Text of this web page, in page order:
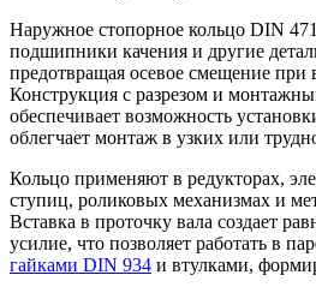
Наружное стопорное кольцо DIN
подшипники качения и другие
предотвращая осевое смещение при
Конструкция с разрезом и
обеспечивает возможность
облегчает монтаж в узких или
Кольцо применяют в редукторах,
ступиц, роликовых механизмах и
Вставка в проточку вала создает
усилие, что позволяет работать в
гайками DIN 934 и втулками,